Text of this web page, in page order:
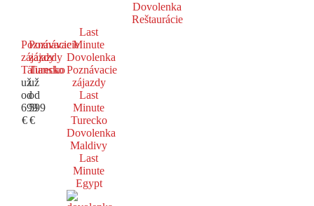
Dovolenka
Reštaurácie
Poznávacie
zájazdy
Taliansko
už
od
699
€
Poznávacie
zájazdy
Turecko
už
od
599
€
Last
Minute
Dovolenka
Poznávacie
zájazdy
Last
Minute
Turecko
Dovolenka
Maldivy
Last
Minute
Egypt